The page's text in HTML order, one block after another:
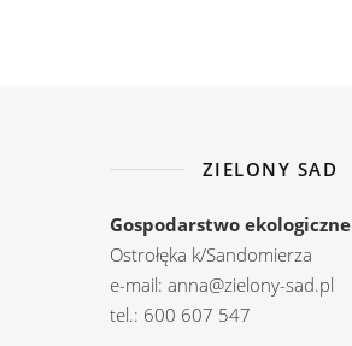
ZIELONY SAD
Gospodarstwo ekologiczne
Ostrołęka k/Sandomierza
e-mail: anna@zielony-sad.pl
tel.: 600 607 547